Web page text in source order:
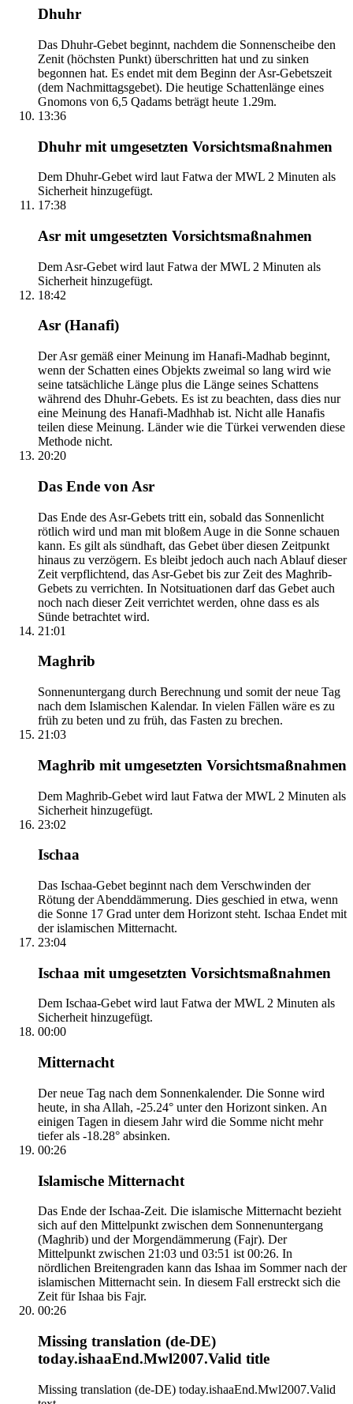
Dhuhr
Das Dhuhr-Gebet beginnt, nachdem die Sonnenscheibe den
Zenit (höchsten Punkt) überschritten hat und zu sinken
begonnen hat. Es endet mit dem Beginn der Asr-Gebetszeit
(dem Nachmittagsgebet). Die heutige Schattenlänge eines
Gnomons von 6,5 Qadams beträgt heute 1.29m.
13:36
Dhuhr mit umgesetzten Vorsichtsmaßnahmen
Dem Dhuhr-Gebet wird laut Fatwa der MWL 2 Minuten als
Sicherheit hinzugefügt.
17:38
Asr mit umgesetzten Vorsichtsmaßnahmen
Dem Asr-Gebet wird laut Fatwa der MWL 2 Minuten als
Sicherheit hinzugefügt.
18:42
Asr (Hanafi)
Der Asr gemäß einer Meinung im Hanafi-Madhab beginnt,
wenn der Schatten eines Objekts zweimal so lang wird wie
seine tatsächliche Länge plus die Länge seines Schattens
während des Dhuhr-Gebets. Es ist zu beachten, dass dies nur
eine Meinung des Hanafi-Madhhab ist. Nicht alle Hanafis
teilen diese Meinung. Länder wie die Türkei verwenden diese
Methode nicht.
20:20
Das Ende von Asr
Das Ende des Asr-Gebets tritt ein, sobald das Sonnenlicht
rötlich wird und man mit bloßem Auge in die Sonne schauen
kann. Es gilt als sündhaft, das Gebet über diesen Zeitpunkt
hinaus zu verzögern. Es bleibt jedoch auch nach Ablauf dieser
Zeit verpflichtend, das Asr-Gebet bis zur Zeit des Maghrib-
Gebets zu verrichten. In Notsituationen darf das Gebet auch
noch nach dieser Zeit verrichtet werden, ohne dass es als
Sünde betrachtet wird.
21:01
Maghrib
Sonnenuntergang durch Berechnung und somit der neue Tag
nach dem Islamischen Kalendar. In vielen Fällen wäre es zu
früh zu beten und zu früh, das Fasten zu brechen.
21:03
Maghrib mit umgesetzten Vorsichtsmaßnahmen
Dem Maghrib-Gebet wird laut Fatwa der MWL 2 Minuten als
Sicherheit hinzugefügt.
23:02
Ischaa
Das Ischaa-Gebet beginnt nach dem Verschwinden der
Rötung der Abenddämmerung. Dies geschied in etwa, wenn
die Sonne 17 Grad unter dem Horizont steht. Ischaa Endet mit
der islamischen Mitternacht.
23:04
Ischaa mit umgesetzten Vorsichtsmaßnahmen
Dem Ischaa-Gebet wird laut Fatwa der MWL 2 Minuten als
Sicherheit hinzugefügt.
00:00
Mitternacht
Der neue Tag nach dem Sonnenkalender. Die Sonne wird
heute, in sha Allah, -25.24° unter den Horizont sinken. An
einigen Tagen in diesem Jahr wird die Somme nicht mehr
tiefer als -18.28° absinken.
00:26
Islamische Mitternacht
Das Ende der Ischaa-Zeit. Die islamische Mitternacht bezieht
sich auf den Mittelpunkt zwischen dem Sonnenuntergang
(Maghrib) und der Morgendämmerung (Fajr). Der
Mittelpunkt zwischen 21:03 und 03:51 ist 00:26. In
nördlichen Breitengraden kann das Ishaa im Sommer nach der
islamischen Mitternacht sein. In diesem Fall erstreckt sich die
Zeit für Ishaa bis Fajr.
00:26
Missing translation (de-DE)
today.ishaaEnd.Mwl2007.Valid title
Missing translation (de-DE) today.ishaaEnd.Mwl2007.Valid